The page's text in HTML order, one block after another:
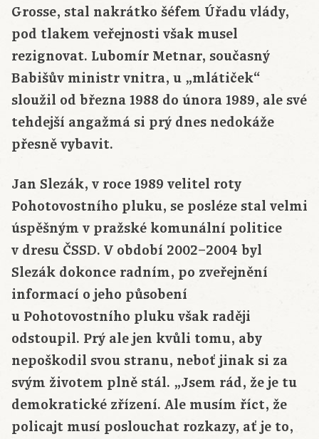
Grosse, stal nakrátko šéfem Úřadu vlády,
pod tlakem veřejnosti však musel
rezignovat. Lubomír Metnar, současný
Babišův ministr vnitra, u „mlátiček“
sloužil od března 1988 do února 1989, ale své
tehdejší angažmá si prý dnes nedokáže
přesně vybavit.
Jan Slezák, v roce 1989 velitel roty
Pohotovostního pluku, se posléze stal velmi
úspěšným v pražské komunální politice
v dresu ČSSD. V období 2002–2004 byl
Slezák dokonce radním, po zveřejnění
informací o jeho působení
u Pohotovostního pluku však raději
odstoupil. Prý ale jen kvůli tomu, aby
nepoškodil svou stranu, neboť jinak si za
svým životem plně stál. „Jsem rád, že je tu
demokratické zřízení. Ale musím říct, že
policajt musí poslouchat rozkazy, ať je to,